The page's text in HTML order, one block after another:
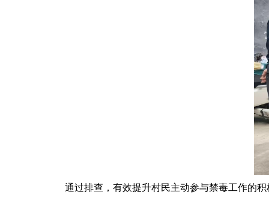
通过排查，有效提升村民主动参与禁毒工作的